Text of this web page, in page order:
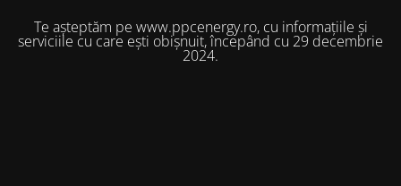
Te așteptăm pe www.ppcenergy.ro, cu informațiile și
serviciile cu care ești obișnuit, începând cu 29 decembrie
2024.